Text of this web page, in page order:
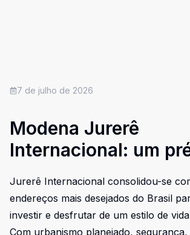
7 de julho de 2026
Modena Jurerê
Internacional: um
lançamento
quadra do mar para
busca sofisticação,
Jurerê Internacional consolidou-se
endereços mais desejados do Brasil
investir e desfrutar de um estilo de
Com urbanismo planejado,